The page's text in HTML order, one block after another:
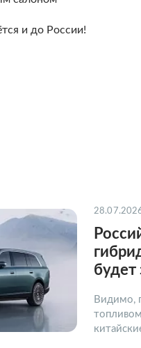
и до России!
будет
Видимо,